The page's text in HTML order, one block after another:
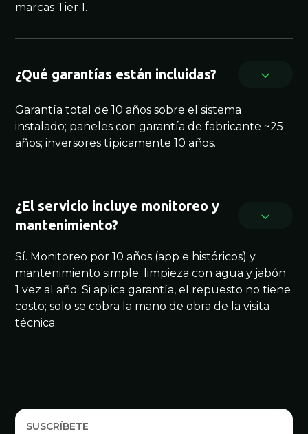
marcas Tier 1.
¿Qué garantías están incluidas?
Garantía total de 10 años sobre el sistema
instalado; paneles con garantía de fabricante ~25
años; inversores típicamente 10 años.
¿El servicio incluye monitoreo y
mantenimiento?
Sí. Monitoreo por 10 años (app e históricos) y
mantenimiento simple: limpieza con agua y jabón
1 vez al año. Si aplica garantía, el repuesto no tiene
costo; solo se cobra la mano de obra de la visita
técnica.
SUSCRÍBETE